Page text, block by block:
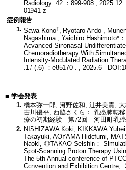
Radiology 42 ：899-908 , 2025.12
01941-z
症例報告
1. Sawa Kono†, Ryotaro Ando ,
Nagashima , Yaichiro Hashimoto*
Advanced Sinonasal
Chemoradiotherapy With
Intensity-Modulated Radiation
.17 (.6) ：e85170-. , 2025.6
■ 学会発表
1. 橋本弥一郎, 河野佐和, 辻井美貴,
吉川優平, 西脇さくら： 乳癌肺転
療の初期経験. 第72回 河田町乳
2. NISHIZAWA Koki, KIKKAWA
Takayuki, AOYAMA Hidefumi,
Naoki, ◎TAKAO Seishin：
Spot-Scanning Proton Therapy
The 5th Annual conference of
Convention and Exhibition Centre,